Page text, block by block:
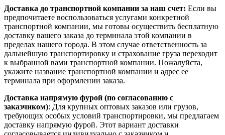
Доставка до транспортной компании за наш счет: Если вы
предпочитаете воспользоваться услугами конкретной
транспортной компании, мы готовы осуществить бесплатную
доставку вашего заказа до терминала этой компании в
пределах нашего города. В этом случае ответственность за
дальнейшую транспортировку и страхование груза переходит
к выбранной вами транспортной компании. Пожалуйста,
укажите название транспортной компании и адрес ее
терминала при оформлении заказа.
Доставка напрямую фурой (по согласованию с
заказчиком): Для крупных оптовых заказов или грузов,
требующих особых условий транспортировки, мы предлагаем
доставку напрямую фурой. Этот вариант доставки